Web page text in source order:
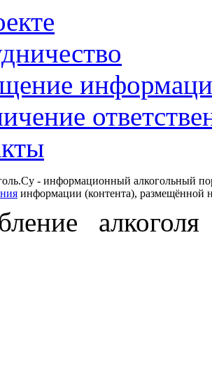
- информационный алкогольный
информации (контента), размещённой